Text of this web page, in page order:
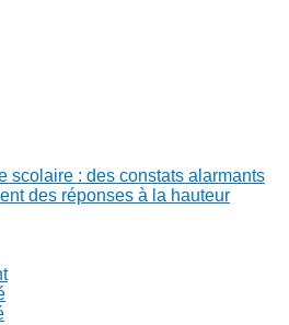
scolaire : des constats alarmants
des réponses à la hauteur